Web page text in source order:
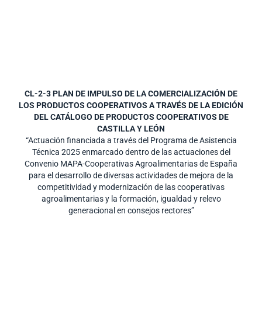
CL-2-3 PLAN DE IMPULSO DE LA COMERCIALIZACIÓN DE
LOS PRODUCTOS COOPERATIVOS A TRAVÉS DE LA EDICIÓN
DEL CATÁLOGO DE PRODUCTOS COOPERATIVOS DE
CASTILLA Y LEÓN
“Actuación financiada a través del Programa de Asistencia
Técnica 2025 enmarcado dentro de las actuaciones del
Convenio MAPA-Cooperativas Agroalimentarias de España
para el desarrollo de diversas actividades de mejora de la
competitividad y modernización de las cooperativas
agroalimentarias y la formación, igualdad y relevo
generacional en consejos rectores”